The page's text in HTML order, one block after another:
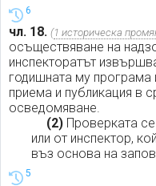
6
чл. 18. (1 историческа
осъществяване на
инспекторатът
годишната му програма
приема и публикация в
осведомяване.
(2) Проверката
или от инспектор,
въз основа на
5